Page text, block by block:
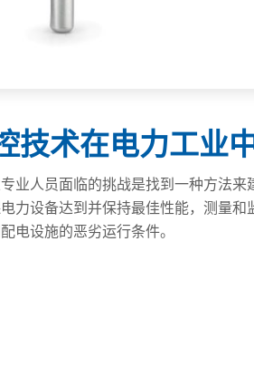
技术在电力工业
业人员面临的挑战是找到一种方法
力设备达到并保持最佳性能，测量
电设施的恶劣运行条件。